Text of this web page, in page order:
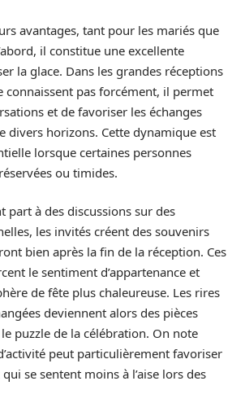
avantages, tant pour les mariés que
il constitue une excellente
la glace. Dans les grandes réceptions
connaissent pas forcément, il permet
et de favoriser les échanges
divers horizons. Cette dynamique est
lorsque certaines personnes
ou timides.
part à des discussions sur des
les invités créent des souvenirs
bien après la fin de la réception. Ces
le sentiment d’appartenance et
de fête plus chaleureuse. Les rires
deviennent alors des pièces
puzzle de la célébration. On note
peut particulièrement favoriser
se sentent moins à l’aise lors des